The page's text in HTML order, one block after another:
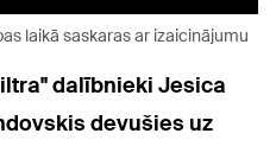
laikā saskaras ar izaicinājumu
dalībnieki Jesica
devušies uz